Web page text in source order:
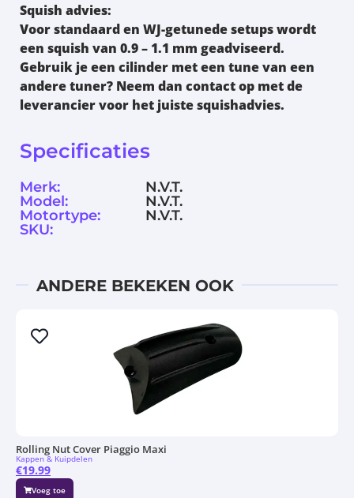
Squish advies:
Voor standaard en WJ-getunede setups wordt
een squish van 0.9 – 1.1 mm geadviseerd.
Gebruik je een cilinder met een tune van een
andere tuner? Neem dan contact op met de
leverancier voor het juiste squishadvies.
Specificaties
Merk:
N.V.T.
Model:
N.V.T.
Motortype:
N.V.T.
SKU:
ANDERE BEKEKEN OOK
Rolling Nut Cover Piaggio Maxi
Kappen & Kuipdelen
Voeg toe
€19.99